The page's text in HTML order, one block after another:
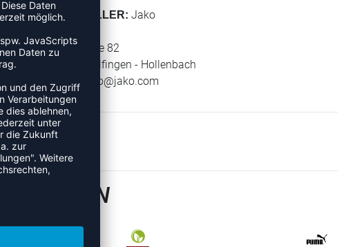
HERSTELLER: Jako
Amtstrasse 82
74673 Mulfingen - Hollenbach
E-Mail:
info@jako.com